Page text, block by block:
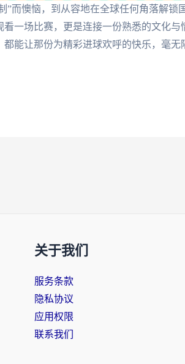
”而懊恼，到从容地在全球任何角落解锁
一场比赛，更是连接一份熟悉的文化与
能让那份为精彩进球欢呼的快乐，毫无
关于我们
服务条款
隐私协议
应用权限
联系我们